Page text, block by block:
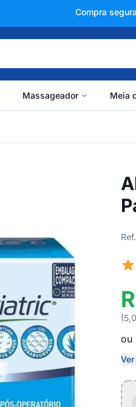
+150 mil
Massageador Meia
ou